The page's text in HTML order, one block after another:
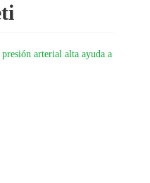
arterial alta ayuda a